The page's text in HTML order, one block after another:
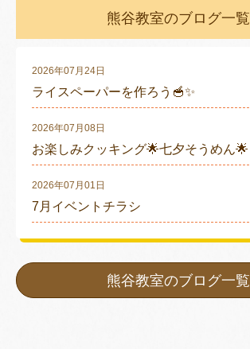
熊谷教室のブログ一覧
2026年07月24日
ライスペーパーを作ろう🥣✨
2026年07月08日
お楽しみクッキング🌟七夕そうめん🌟
2026年07月01日
7月イベントチラシ
熊谷教室のブログ一覧